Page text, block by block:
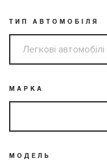
ТИП АВТОМОБІЛЯ
МАРКА
МОДЕЛЬ